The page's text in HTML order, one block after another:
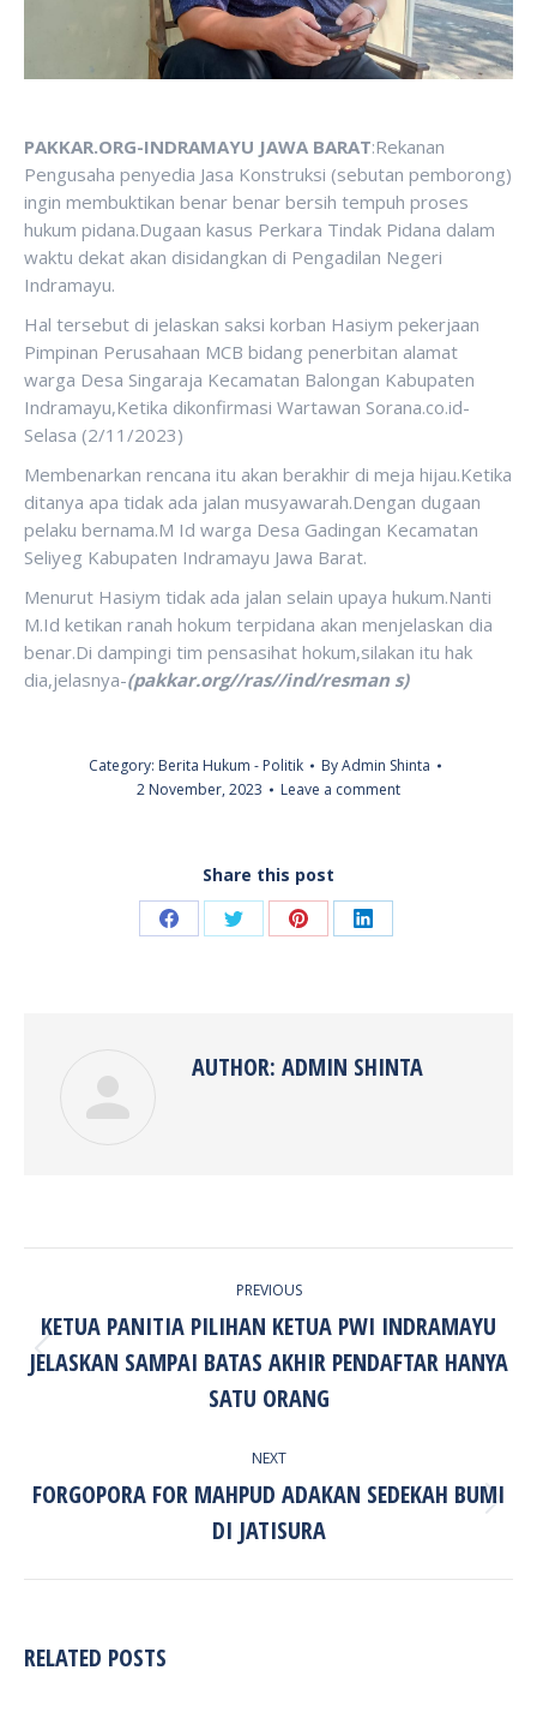
PAKKAR.ORG-INDRAMAYU JAWA BARAT:Rekanan
Pengusaha penyedia Jasa Konstruksi (sebutan pemborong)
ingin membuktikan benar benar bersih tempuh proses
hukum pidana.Dugaan kasus Perkara Tindak Pidana dalam
waktu dekat akan disidangkan di Pengadilan Negeri
Indramayu.
Hal tersebut di jelaskan saksi korban Hasiym pekerjaan
Pimpinan Perusahaan MCB bidang penerbitan alamat
warga Desa Singaraja Kecamatan Balongan Kabupaten
Indramayu,Ketika dikonfirmasi Wartawan Sorana.co.id-
Selasa (2/11/2023)
Membenarkan rencana itu akan berakhir di meja hijau.Ketika
ditanya apa tidak ada jalan musyawarah.Dengan dugaan
pelaku bernama.M Id warga Desa Gadingan Kecamatan
Seliyeg Kabupaten Indramayu Jawa Barat.
Menurut Hasiym tidak ada jalan selain upaya hukum.Nanti
M.Id ketikan ranah hokum terpidana akan menjelaskan dia
benar.Di dampingi tim pensasihat hokum,silakan itu hak
dia,jelasnya-(pakkar.org//ras//ind/resman s)
Category: Berita Hukum - Politik ByAdmin Shinta
2 November, 2023
Leave a comment
Share this post
Share Share Share Share
AUTHOR: ADMIN SHINTA
PREVIOUS
Previous
post:
KETUA PANITIA PILIHAN KETUA PWI INDRAMAYU
JELASKAN SAMPAI BATAS AKHIR PENDAFTAR HANYA
SATU ORANG
NEXT
Next
post:
FORGOPORA FOR MAHPUD ADAKAN SEDEKAH BUMI
DI JATISURA
RELATED POSTS